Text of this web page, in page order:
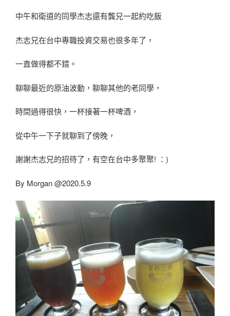
中午和衛道的同學杰志還有龔兄一起約吃飯
杰志兄在台中專職投資交易也很多年了，
一直做得都不錯。
聊聊最近的原油波動，聊聊其他的老同學，
時間過得很快，一杯接著一杯啤酒，
從中午一下子就聊到了傍晚，
謝謝杰志兄的招待了，有空在台中多聚聚! ：)
By Morgan @2020.5.9